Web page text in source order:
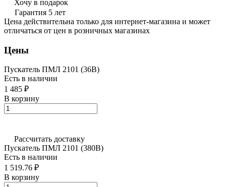
Хочу в подарок
Гарантия 5 лет
Цена действительна только для интернет-магазина и может
отличаться от цен в розничных магазинах
Цены
Пускатель ПМЛ 2101 (36В)
Есть в наличии
1 485 ₽
В корзину
Рассчитать доставку
Пускатель ПМЛ 2101 (380В)
Есть в наличии
1 519.76 ₽
В корзину